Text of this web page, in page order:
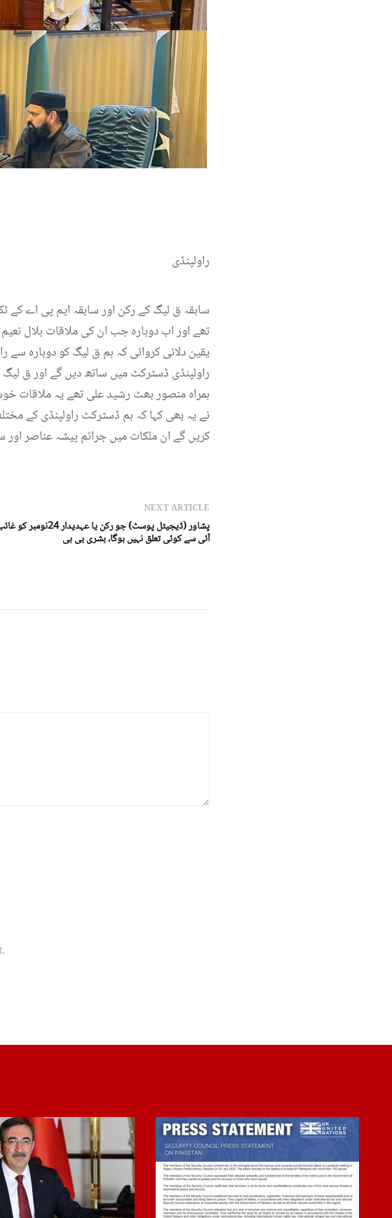
راولپنڈی
سابقہ ق لیگ کے رکن اور سابقہ ایم پی اے
تھے اور اب دوبارہ جب ان کی ملاقات بلال
یقین دلائی کروائی کہ ہم ق لیگ کو دوبارہ سے
راولپنڈی ڈسٹرکٹ میں ساتھ دیں گے اور ق
ہمراہ منصور بھٹ رشید علی تھے یہ ملاقات
نے یہ بھی کہا کہ ہم ڈسٹرکٹ راولپنڈی کے
کریں گے ان ملکات میں جرائم پیشہ عناصر
NEXT ARTICLE
پشاور (ڈیجیٹل پوسٹ) جو رکن
آئی سے کوئی تعلق نہیں ہوگا، بشری بی بی